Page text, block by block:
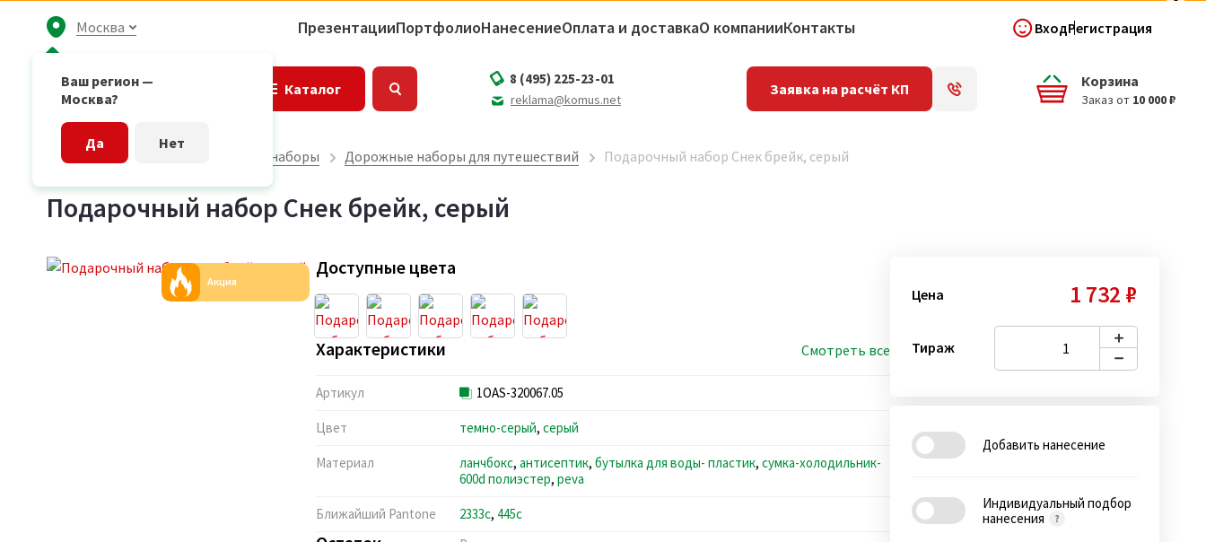
Москва
Ваш регион —
Москва?
Да Нет
ПрезентацииПортфолиоНанесениеОплата и доставкаО компанииКонтакты ВходРегистрация
Каталог Корзина
Заказ от 10 000 ₽
8 (495) 225-23-01
reklama@komus.net
Заявка на расчёт КП
Главная страница Подарочные наборы Дорожные наборы для путешествий Подарочный набор Снек брейк, серый
Подарочный набор Снек брейк, серый
Акция
Доступные цвета
Характеристики Смотреть все
Артикул 1OAS-320067.05
Цвет темно-серый, серый
Материал ланчбокс, антисептик, бутылка для воды- пластик, сумка-холодильник-
600d полиэстер, peva
Ближайший Pantone 2333c, 445c
Цена 1 732 ₽
Тираж
Добавить нанесение
Индивидуальный подбор
нанесения